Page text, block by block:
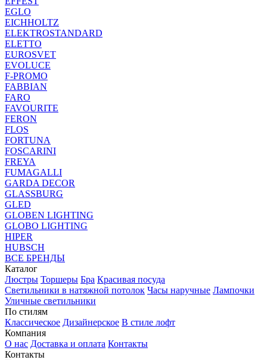
EGLO
EICHHOLTZ
ELEKTROSTANDARD
ELETTO
EUROSVET
EVOLUCE
F-PROMO
FABBIAN
FARO
FAVOURITE
FERON
FLOS
FORTUNA
FOSCARINI
FREYA
FUMAGALLI
GARDA DECOR
GLASSBURG
GLED
GLOBEN LIGHTING
GLOBO LIGHTING
HIPER
HUBSCH
ВСЕ БРЕНДЫ
Каталог
Люстры Торшеры Бра Красивая посуда
Светильники в натяжной потолок Часы наручные Лампочки
Уличные светильники
По стилям
Классическое Дизайнерское В стиле лофт
Компания
О нас Доставка и оплата Контакты
Контакты